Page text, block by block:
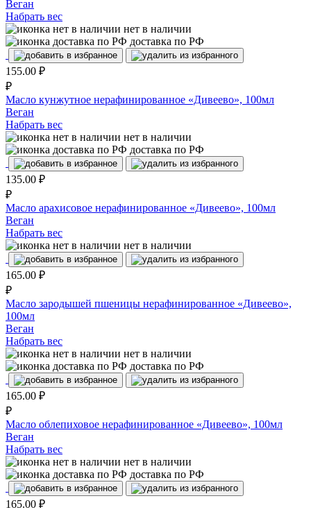
Веган
Набрать вес
нет в наличии
доставка по РФ
155.00 ₽
₽
Масло кунжутное нерафинированное «Дивеево», 100мл
Веган
Набрать вес
нет в наличии
доставка по РФ
135.00 ₽
₽
Масло арахисовое нерафинированное «Дивеево», 100мл
Веган
Набрать вес
нет в наличии
165.00 ₽
₽
Масло зародышей пшеницы нерафинированное «Дивеево»,
100мл
Веган
Набрать вес
нет в наличии
доставка по РФ
165.00 ₽
₽
Масло облепиховое нерафинированное «Дивеево», 100мл
Веган
Набрать вес
нет в наличии
доставка по РФ
165.00 ₽